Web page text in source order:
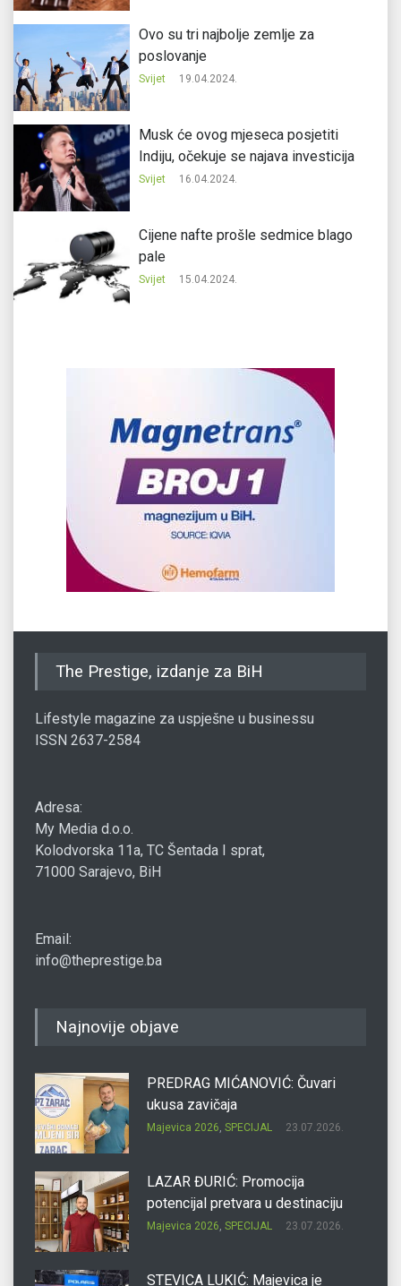
Ovo su tri najbolje zemlje za
poslovanje
Svijet 19.04.2024.
Musk će ovog mjeseca posjetiti
Indiju, očekuje se najava investicija
Svijet 16.04.2024.
Cijene nafte prošle sedmice blago
pale
Svijet 15.04.2024.
The Prestige, izdanje za BiH
Lifestyle magazine za uspješne u businessu
ISSN 2637-2584
Adresa:
My Media d.o.o.
Kolodvorska 11a, TC Šentada I sprat,
71000 Sarajevo, BiH
Email:
info@theprestige.ba
Najnovije objave
PREDRAG MIĆANOVIĆ: Čuvari
ukusa zavičaja
Majevica 2026, SPECIJAL 23.07.2026.
LAZAR ĐURIĆ: Promocija
potencijal pretvara u destinaciju
Majevica 2026, SPECIJAL 23.07.2026.
STEVICA LUKIĆ: Majevica je